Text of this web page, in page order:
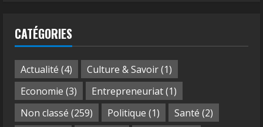
CATÉGORIES
Actualité (4) Culture & Savoir(1)
Economie (3) Entrepreneuriat(1)
Non classé (259) Politique (1) Santé (2)